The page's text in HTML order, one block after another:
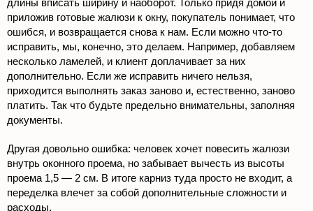
длины вписать ширину и наоборот. Только придя домой и
приложив готовые жалюзи к окну, покупатель понимает, что
ошибся, и возвращается снова к нам. Если можно что-то
исправить, мы, конечно, это делаем. Например, добавляем
несколько ламелей, и клиент доплачивает за них
дополнительно. Если же исправить ничего нельзя,
приходится выполнять заказ заново и, естественно, заново
платить. Так что будьте предельно внимательны, заполняя
документы.
Другая довольно ошибка: человек хочет повесить жалюзи
внутрь оконного проема, но забывает вычесть из высоты
проема 1,5 — 2 см. В итоге карниз туда просто не входит, а
переделка влечет за собой дополнительные сложности и
расходы.